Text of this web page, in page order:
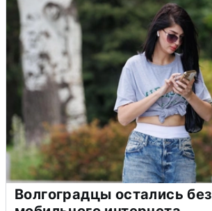
Волгоградцы остались без